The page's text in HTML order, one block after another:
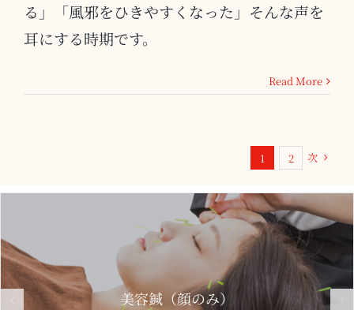
る」「風邪をひきやすくなった」そんな声を
耳にする時期です。
Read More
1 2 次
美容鍼（顔のみ）